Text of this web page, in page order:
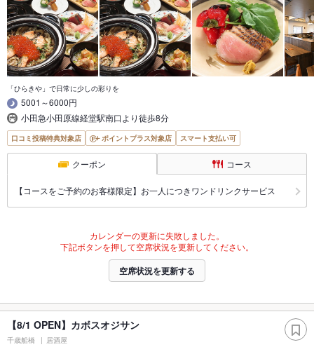
「ひらきや」で日常に少しの彩りを
5001～6000円
小田急小田原線経堂駅南口より徒歩8分
口コミ投稿特典対象店 ポイントプラス対象店 スマート支払い可
クーポン コース
【コースをご予約のお客様限定】お一人につきワンドリンクサービス
カレンダーの更新に失敗しました。
下記ボタンを押して空席状況を更新してください。
空席状況を更新する
【8/1 OPEN】カボスオジサン
千歳船橋 居酒屋